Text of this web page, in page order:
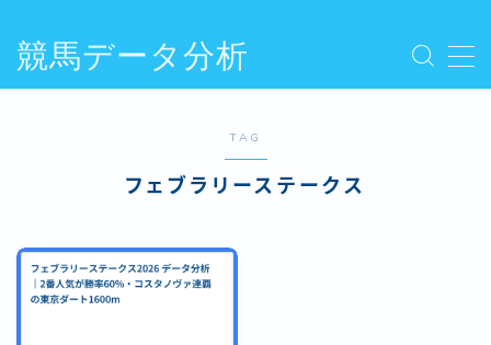
競馬データ分析
MENU
利用規約／特定商取引法に基づく表記
勘で買う競馬から、数字で運用する競馬へ
運営者情報
TAG
フェブラリーステークス